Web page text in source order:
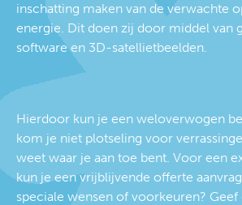
inschatting maken van de verwachte
energie. Dit doen zij door middel van
software en 3D-satellietbeelden.
Hierdoor kun je een weloverwogen
kom je niet plotseling voor
weet waar je aan toe bent. Voor een
kun je een vrijblijvende offerte
speciale wensen of voorkeuren? Geef